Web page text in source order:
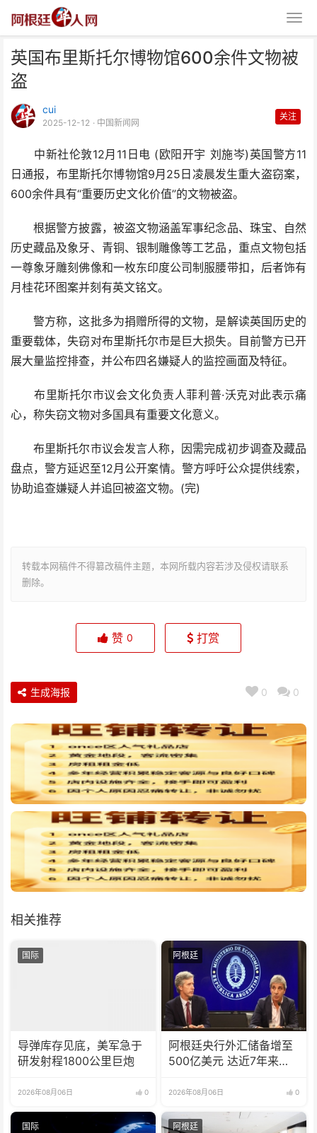
英国布里斯托尔博物馆600余件文物被
盗
cui
2025-12-12 · 中国新闻网
关注
中新社伦敦12月11日电 (欧阳开宇 刘施岑)英国警方11
日通报，布里斯托尔博物馆9月25日凌晨发生重大盗窃案，
600余件具有“重要历史文化价值”的文物被盗。
根据警方披露，被盗文物涵盖军事纪念品、珠宝、自然
历史藏品及象牙、青铜、银制雕像等工艺品，重点文物包括
一尊象牙雕刻佛像和一枚东印度公司制服腰带扣，后者饰有
月桂花环图案并刻有英文铭文。
警方称，这批多为捐赠所得的文物，是解读英国历史的
重要载体，失窃对布里斯托尔市是巨大损失。目前警方已开
展大量监控排查，并公布四名嫌疑人的监控画面及特征。
布里斯托尔市议会文化负责人菲利普·沃克对此表示痛
心，称失窃文物对多国具有重要文化意义。
布里斯托尔市议会发言人称，因需完成初步调查及藏品
盘点，警方延迟至12月公开案情。警方呼吁公众提供线索，
协助追查嫌疑人并追回被盗文物。(完)
转载本网稿件不得篡改稿件主题，本网所载内容若涉及侵权请联系
删除。
英国布里斯托尔博物馆600余件
文物被盗
赞 0 打赏
0 0
生成海报
相关推荐
国际
导弹库存见底，美军急于
研发射程1800公里巨炮
2026年08月06日 0
阿根廷
阿根廷央行外汇储备增至
500亿美元 达近7年来最
2026年08月06日 0
国际 阿根廷